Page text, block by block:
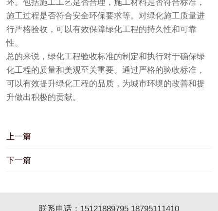
环。包括施工工艺是否合理，施工材料是否符合标准，
施工过程是否符合安全环保要求等。对绿化施工质量进
行严格验收，可以有效保障绿化工程的持久性和可靠
性。
总的来说，绿化工程验收标准的制定和执行对于确保绿
化工程的质量和美观至关重要。通过严格的验收标准，
可以有效提升绿化工程的品质，为城市环境的改善和提
升做出积极的贡献。
上一篇
下一篇
联系电话：15121889795 18795111410